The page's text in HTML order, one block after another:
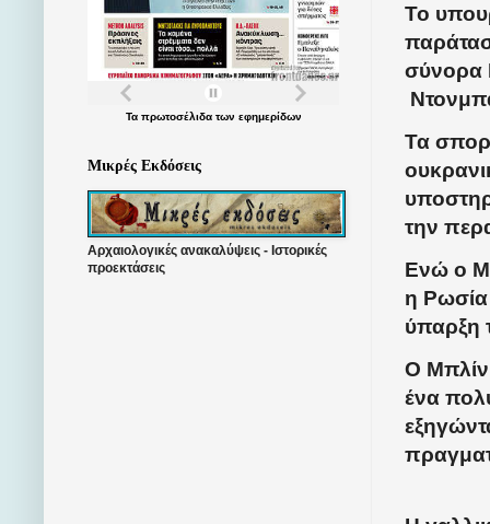
Το
σύνορα
Τα
την
Ενώ ο
η Ρωσία
ύπαρξη
Ο
ένα
Τα πρωτοσέλιδατων εφημερίδων
Μικρές Εκδόσεις
Αρχαιολογικές ανακαλύψεις - Ιστορικές
προεκτάσεις